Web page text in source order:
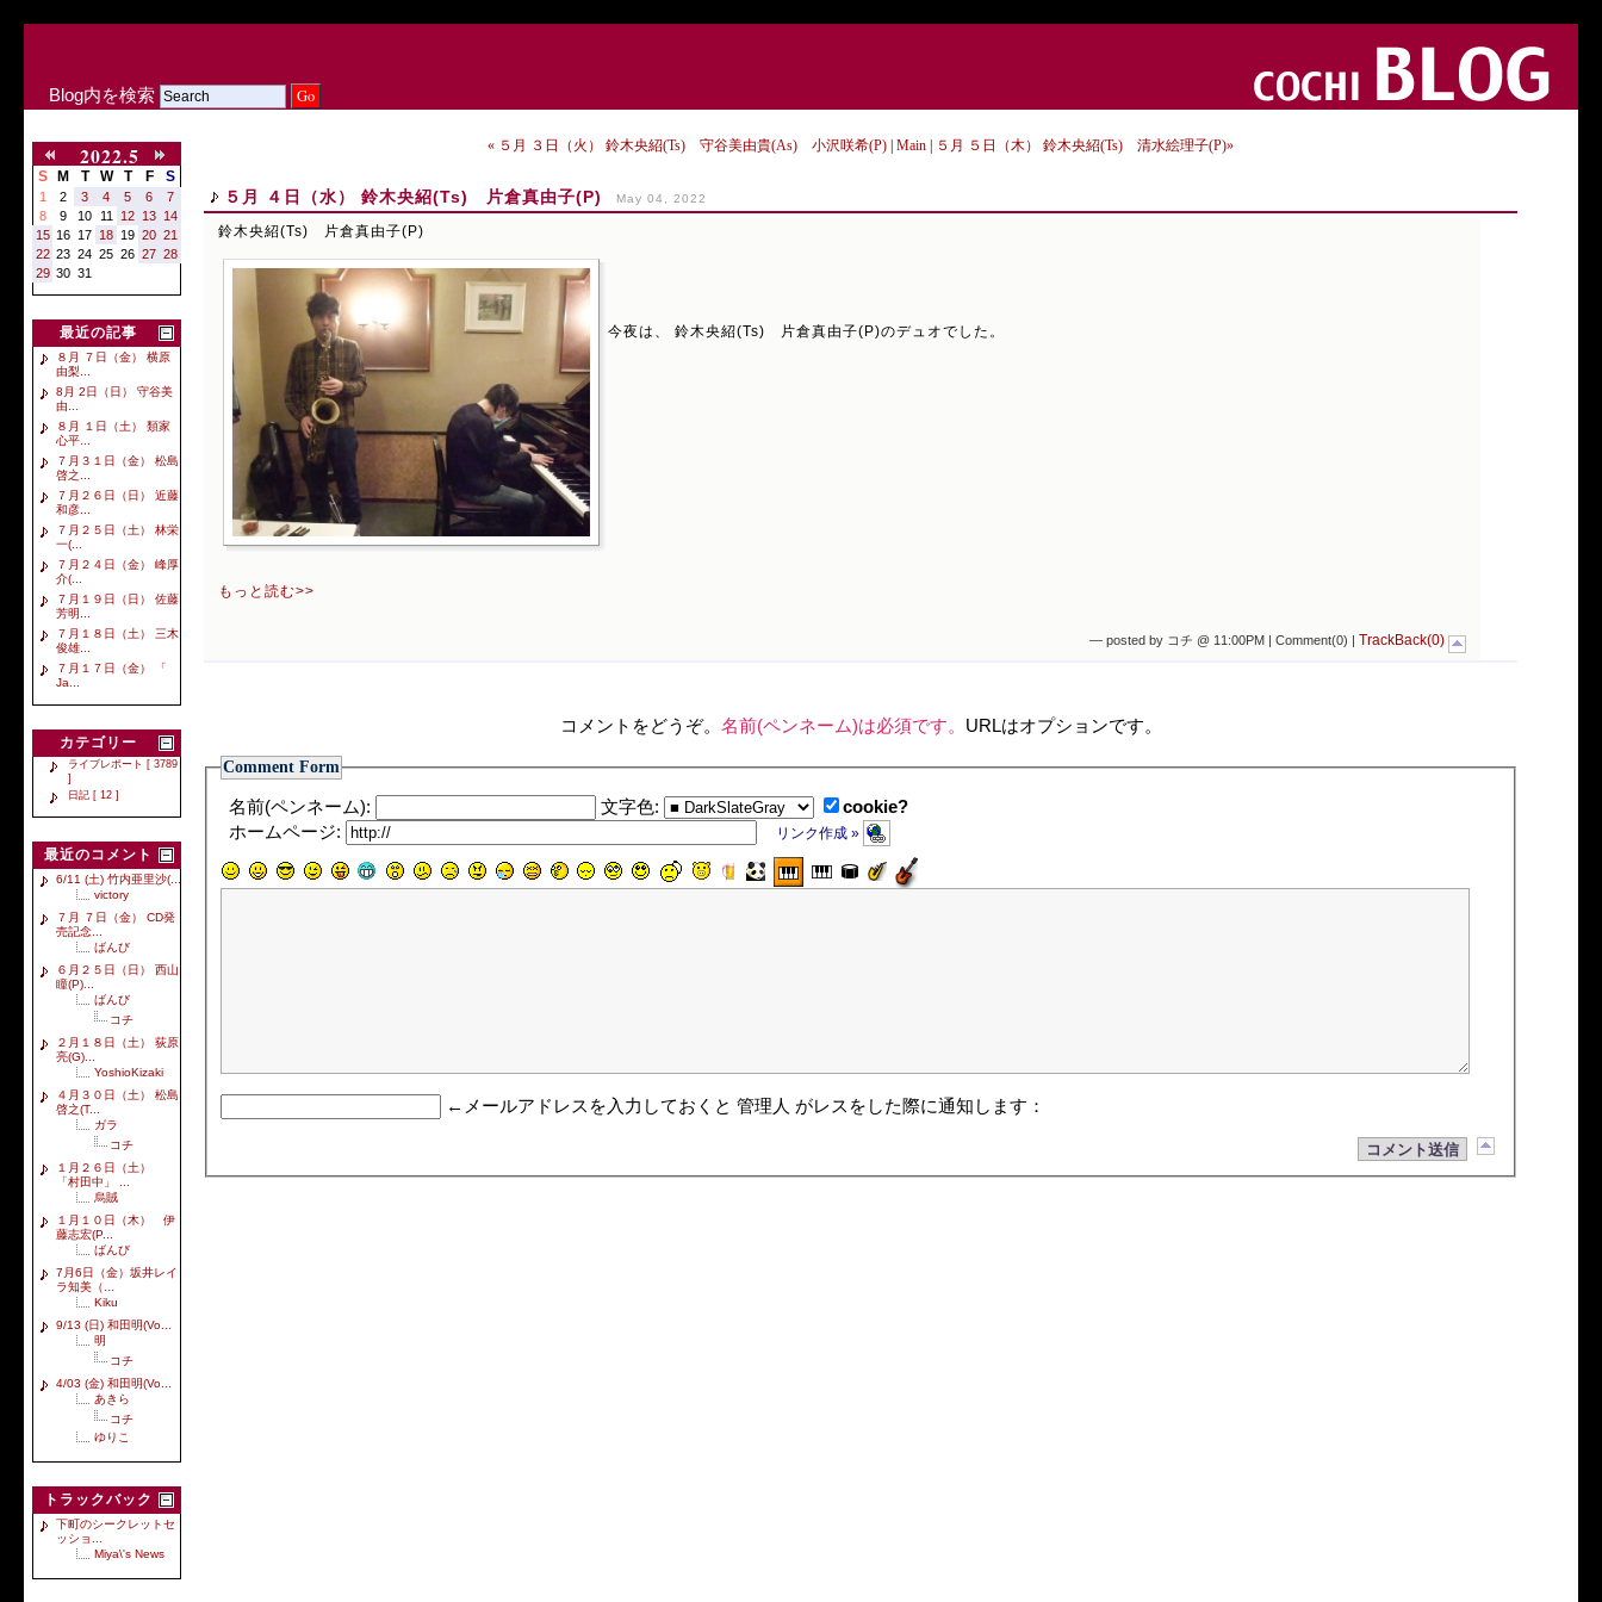
Blog内を検索
2022.5
S M T W T F S
1 2 3 4 5 6
7
8
9 10 11 12 13 14
15 16 17 18 19 20 21
22 23 24 25 26 27 28
29 30 31
最近の記事
８月 ７日（金） 横原
由梨...
8月 2日（日） 守谷美
由...
８月 １日（土） 類家
心平...
７月３１日（金） 松島
啓之...
７月２６日（日） 近藤
和彦...
７月２５日（土） 林栄
一(...
７月２４日（金） 峰厚
介(...
７月１９日（日） 佐藤
芳明...
７月１８日（土） 三木
俊雄...
７月１７日（金） 「
Ja...
カテゴリー
ライブレポート [ 3789
]
日記 [ 12 ]
最近のコメント
6/11 (土) 竹内亜里沙(...
victory
７月 ７日（金） CD発
売記念...
ばんび
６月２５日（日） 西山
瞳(P)...
ばんび
コチ
２月１８日（土） 荻原
亮(G)...
YoshioKizaki
４月３０日（土） 松島
啓之(T...
ガラ
コチ
１月２６日（土）
「村田中」 ...
烏賊
１月１０日（木） 伊
藤志宏(P...
ばんび
7月6日（金）坂井レイ
ラ知美（...
Kiku
9/13 (日) 和田明(Vo...
明
コチ
4/03 (金) 和田明(Vo...
あきら
コチ
ゆりこ
トラックバック
下町のシークレットセ
ッショ...
Miya\'s News
« ５月 ３日（火） 鈴木央紹(Ts) 守谷美由貴(As) 小沢咲希(P) Main ５月 ５日（木） 鈴木央紹(Ts) 清水絵理子(P)»
５月 ４日（水） 鈴木央紹(Ts) 片倉真由子(P) May 04, 2022
鈴木央紹(Ts) 片倉真由子(P)
今夜は、 鈴木央紹(Ts) 片倉真由子(P)のデュオでした。
もっと読む>>
— posted by コチ @ 11:00PM | Comment(0) TrackBack(0)
コメントをどうぞ。 名前(ペンネーム)は必須です。 URLはオプションです。
Comment Form
名前(ペンネーム): 文字色: cookie?
ホームページ: リンク作成 »
←メールアドレスを入力しておくと 管理人 がレスをした際に通知します：
コメント送信